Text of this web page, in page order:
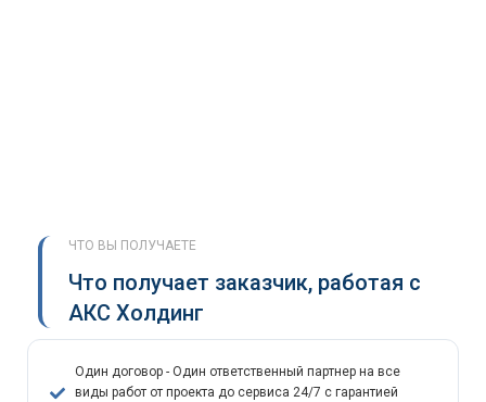
ЧТО ВЫ ПОЛУЧАЕТЕ
Что получает заказчик, работая с
АКС Холдинг
Один договор - Один ответственный партнер на все
виды работ от проекта до сервиса 24/7 с гарантией